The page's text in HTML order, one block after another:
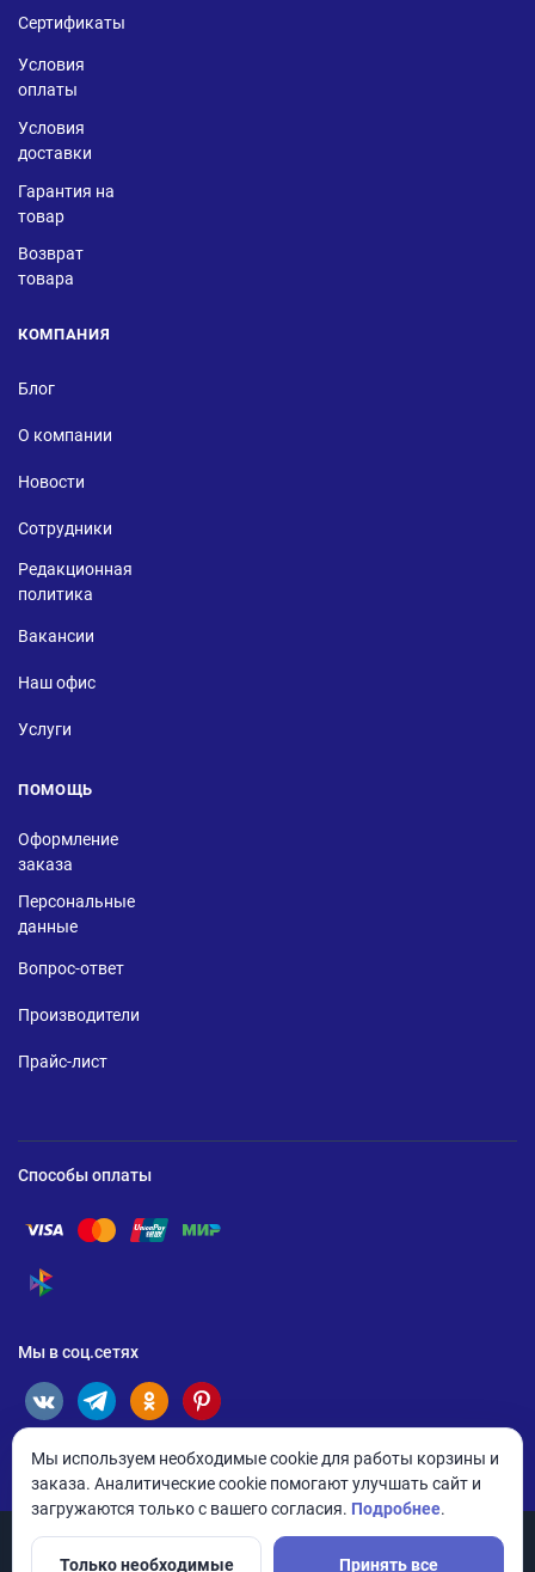
Сертификаты
Условия
оплаты
Условия
доставки
Гарантия на
товар
Возврат
товара
КОМПАНИЯ
Блог
О компании
Новости
Сотрудники
Редакционная
политика
Вакансии
Наш офис
Услуги
ПОМОЩЬ
Оформление
заказа
Персональные
данные
Вопрос-ответ
Производители
Прайс-лист
Способы оплаты
Помощь по оплате Visa
Помощь по оплате Mastercard
Помощь по оплате UnionPay
Помощь по оплате Мир
Помощь по оплате СБП
Мы в соц.сетях
© 2026 ANDPRO / ООО «АНД-Системс»
Мы используем необходимые cookie для работы корзины и
заказа. Аналитические cookie помогают улучшать сайт и
загружаются только с вашего согласия. Подробнее.
Только необходимые Принять все